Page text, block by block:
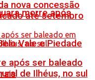
morre após
Vale e Piedade
nova concessão
até setembro
após ser baleado
de Ilhéus, no sul